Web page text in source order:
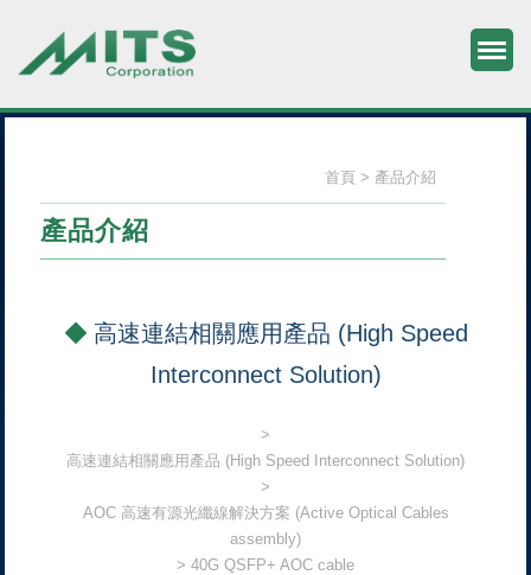
首頁 產品介紹
產品介紹
高速連結相關應用產品 (High Speed
Interconnect Solution)
高速連結相關應用產品 (High Speed Interconnect Solution)
AOC 高速有源光纖線解決方案 (Active Optical Cables
assembly)
40G QSFP+ AOC cable